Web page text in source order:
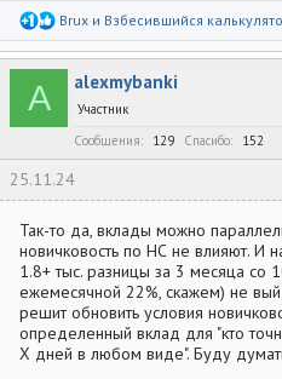
Р
а
к
Brux и Взбесившийся
A alexmybanki
Участник
Сообщения
129 Спасибо 152
25.11.24
Так-то да, вклады можно
новичковость по НС не влияют. И
1.8+ тыс. разницы за 3 месяца со
ежемесячной 22%, скажем) не
решит обновить условия
определенный вклад для "кто
Х дней в любом виде". Буду